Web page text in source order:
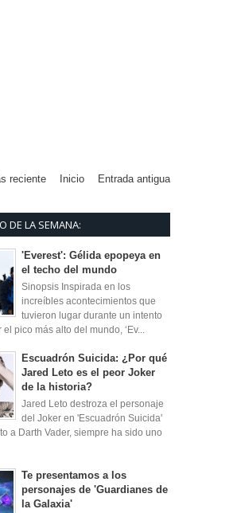
reciente Entrada antigua
Inicio
DE LA SEMANA:
'Everest': Gélida epopeya en
el techo del mundo
Sinopsis Inspirada en los
increíbles acontecimientos que
tuvieron lugar durante un intento
pico más alto del mundo, ‘Ev...
Escuadrón Suicida: ¿Por qué
Jared Leto es el peor Joker
de la historia?
Jared Leto destroza el personaje
del Joker en 'Escuadrón Suicida'
a Darth Vader, siempre ha sido uno
Te presentamos a los
personajes de 'Guardianes de
la Galaxia'